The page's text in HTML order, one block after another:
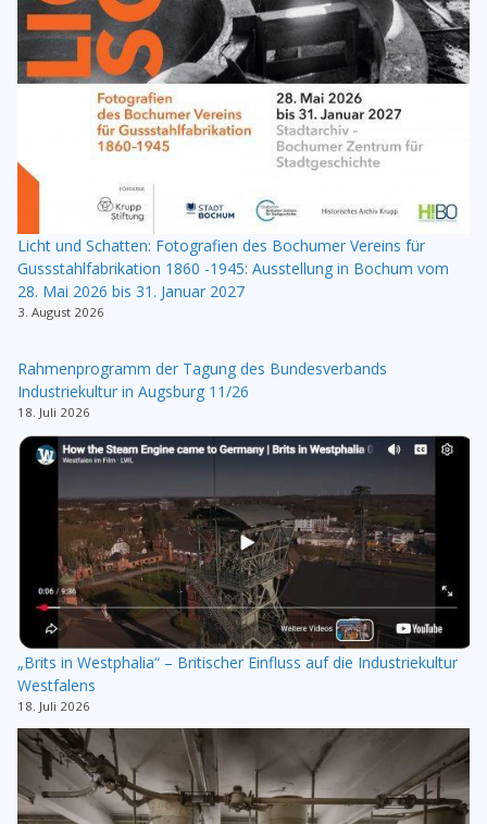
Licht und Schatten: Fotografien des Bochumer Vereins für
Gussstahlfabrikation 1860 -1945: Ausstellung in Bochum vom
28. Mai 2026 bis 31. Januar 2027
3. August 2026
Rahmenprogramm der Tagung des Bundesverbands
Industriekultur in Augsburg 11/26
18. Juli 2026
„Brits in Westphalia“ – Britischer Einfluss auf die Industriekultur
Westfalens
18. Juli 2026